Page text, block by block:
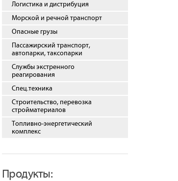
Логистика и дистрибуция
Морской и речной транспорт
Опасные грузы
Пассажирский транспорт,
автопарки, таксопарки
Службы экстренного
реагирования
Спец.техника
Строительство, перевозка
стройматериалов
Топливно-энергетический
комплекс
Продукты: